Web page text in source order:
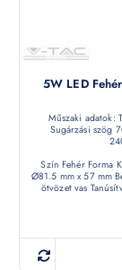
5W LED
Műszaki adatok:
Sugárzási szög
Szín Fehér Forma
Ø81.5 mm x 57 mm
ötvözet vas